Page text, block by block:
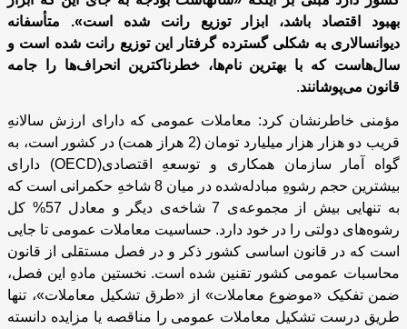
بهبود اقتصاد باشد، ابزار توزیع رانت شده‌ است». متأسفانه
دیوانسالاری به شکلی گسترده گرفتار این توزیع رانت شده‌ است و
سال‌هاست که با بهترین نام‌ها، خطرناکترین انحراف‌ها را جامه‌
قانون می‌پوشانند.
مؤمنی خاطرنشان کرد: معاملات عمومی که دارای ارزش سالانهِ
قریب دو هزار هزار میلیارد تومان (2 هراز همت) در کشور است، به
گواه آمار سازمان همکاری و توسعه‌ِ اقتصادی(OECD) دارای
بیشترین حجم رشوه‌ِ مبادله‌شده در میان 8 شاخه‌ِ حکمرانی است که
به تنهایی بیش از مجموعه‌ی 7 شاخه‌ی دیگر و معادل 57% کل
رشوه‌‌های دولتی را در خود دارد. حساسیت معاملات عمومی تا جایی
است که در قانون اساسی کشور ذکر و در فصل مستقلی از قانون
محاسبات عمومی کشور تقنین شده‌ است. نخستین مادهِ این فصل،
ضمن تفکیک «موضوع معاملات» از «طرق تشکیل معاملات»، تنها
طریق درست تشکیل معاملات عمومی را مناقصه یا مزایده دانسته‌